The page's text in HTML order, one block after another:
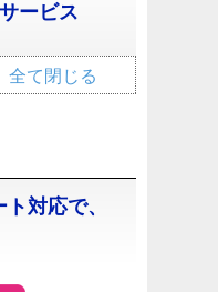
ービス
全て閉じる
対応で、